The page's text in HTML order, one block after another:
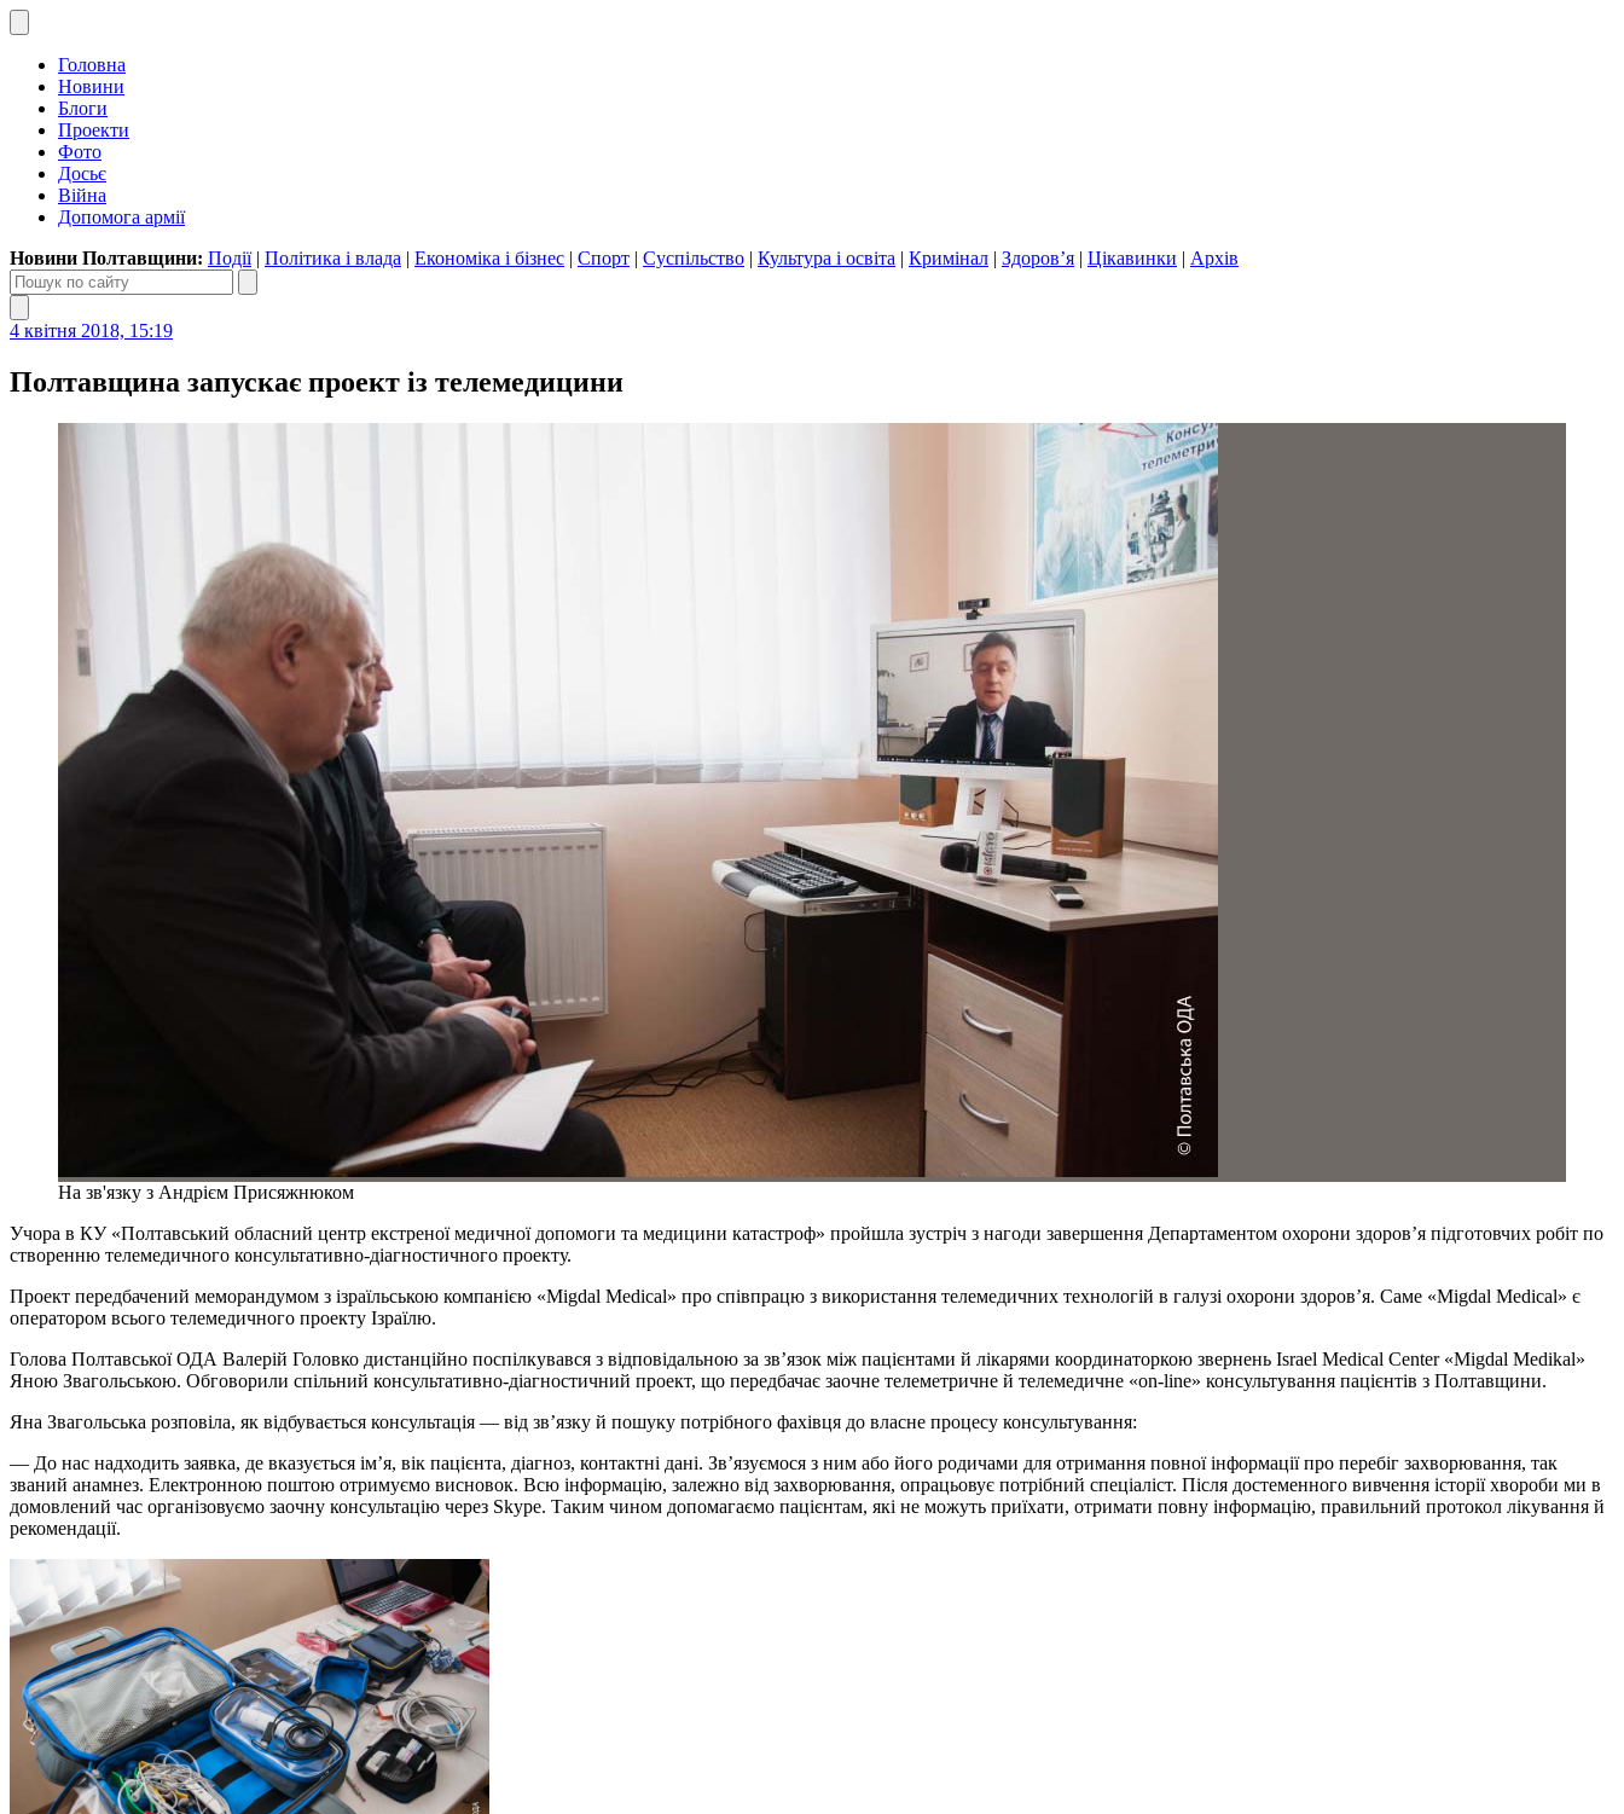
Головна
Новини
Блоги
Проекти
Фото
Досьє
Війна
Допомога армії
Новини Полтавщини: Події| Політика і влада | Економіка і бізнес | Спорт | Суспільство | Культура і освіта | Кримінал | Здоров’я | Цікавинки | Архів
4 квітня 2018, 15:19
Полтавщина запускає проект із телемедицини
На зв'язку з Андрієм Присяжнюком
Учора в КУ «Полтавський обласний центр екстреної медичної допомоги та медицини катастроф» пройшла зустріч з нагоди завершення Департаментом охорони здоров’я підготовчих робіт по
створенню телемедичного консультативно-діагностичного проекту.
Проект передбачений меморандумом з ізраїльською компанією «Migdal Medical» про співпрацю з використання телемедичних технологій в галузі охорони здоров’я. Саме «Migdal Medical» є
оператором всього телемедичного проекту Ізраїлю.
Голова Полтавської ОДА Валерій Головко дистанційно поспілкувався з відповідальною за зв’язок між пацієнтами й лікарями координаторкою звернень Israel Medical Center «Migdal Medikal»
Яною Звагольською. Обговорили спільний консультативно-діагностичний проект, що передбачає заочне телеметричне й телемедичне «on-line» консультування пацієнтів з Полтавщини.
Яна Звагольська розповіла, як відбувається консультація — від зв’язку й пошуку потрібного фахівця до власне процесу консультування:
— До нас надходить заявка, де вказується ім’я, вік пацієнта, діагноз, контактні дані. Зв’язуємося з ним або його родичами для отримання повної інформації про перебіг захворювання, так
званий анамнез. Електронною поштою отримуємо висновок. Всю інформацію, залежно від захворювання, опрацьовує потрібний спеціаліст. Після достеменного вивчення історії хвороби ми в
домовлений час організовуємо заочну консультацію через Skype. Таким чином допомагаємо пацієнтам, які не можуть приїхати, отримати повну інформацію, правильний протокол лікування й
рекомендації.